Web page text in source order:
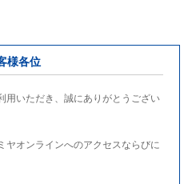
様各位
用いただき、誠にありがとうござい
ヤオンラインへのアクセスならびに